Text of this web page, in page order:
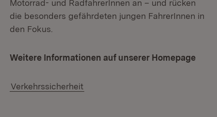
Motorrad- und RadfahrerInnen an – und rücken
die besonders gefährdeten jungen FahrerInnen in
den Fokus.
Weitere Informationen auf unserer Homepage
Verkehrssicherheit